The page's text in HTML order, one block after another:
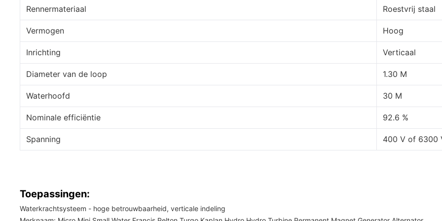
Rennermateriaal Roestvrij staal
Vermogen Hoog
Inrichting Verticaal
Diameter van de loop 1.30 M
Waterhoofd 30 M
Nominale efficiëntie 92.6 %
Spanning 400 V of 6300
Toepassingen:
Waterkrachtsysteem - hoge betrouwbaarheid, verticale indeling